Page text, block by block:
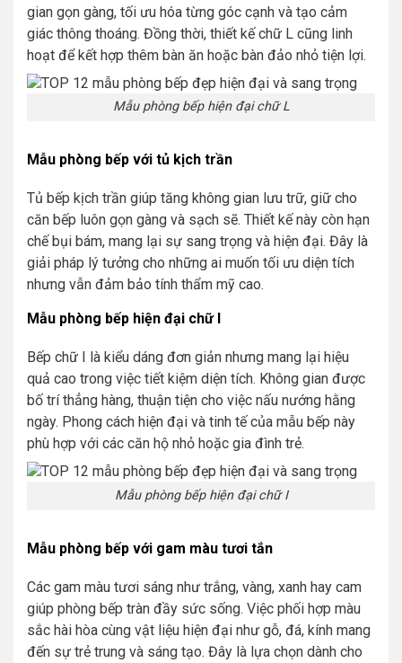
gian gọn gàng, tối ưu hóa từng góc cạnh và tạo cảm
giác thông thoáng. Đồng thời, thiết kế chữ L cũng linh
hoạt để kết hợp thêm bàn ăn hoặc bàn đảo nhỏ tiện lợi.
Mẫu phòng bếp hiện đại chữ L
Mẫu phòng bếp với tủ kịch trần
Tủ bếp kịch trần giúp tăng không gian lưu trữ, giữ cho
căn bếp luôn gọn gàng và sạch sẽ. Thiết kế này còn hạn
chế bụi bám, mang lại sự sang trọng và hiện đại. Đây là
giải pháp lý tưởng cho những ai muốn tối ưu diện tích
nhưng vẫn đảm bảo tính thẩm mỹ cao.
Mẫu phòng bếp hiện đại chữ I
Bếp chữ I là kiểu dáng đơn giản nhưng mang lại hiệu
quả cao trong việc tiết kiệm diện tích. Không gian được
bố trí thẳng hàng, thuận tiện cho việc nấu nướng hằng
ngày. Phong cách hiện đại và tinh tế của mẫu bếp này
phù hợp với các căn hộ nhỏ hoặc gia đình trẻ.
Mẫu phòng bếp hiện đại chữ I
Mẫu phòng bếp với gam màu tươi tắn
Các gam màu tươi sáng như trắng, vàng, xanh hay cam
giúp phòng bếp tràn đầy sức sống. Việc phối hợp màu
sắc hài hòa cùng vật liệu hiện đại như gỗ, đá, kính mang
đến sự trẻ trung và sáng tạo. Đây là lựa chọn dành cho